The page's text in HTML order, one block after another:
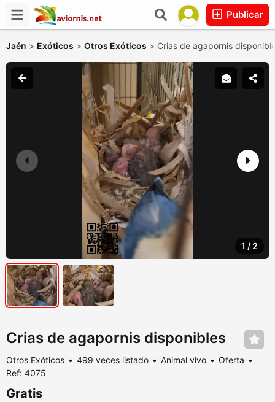
Publicar
Jaén > Exóticos > Otros Exóticos > Crias de agapornis
1 / 2
Crias de agapornis disponibles
Otros Exóticos 499 veces listado Animal vivo
Oferta
Ref: 4075
Gratis